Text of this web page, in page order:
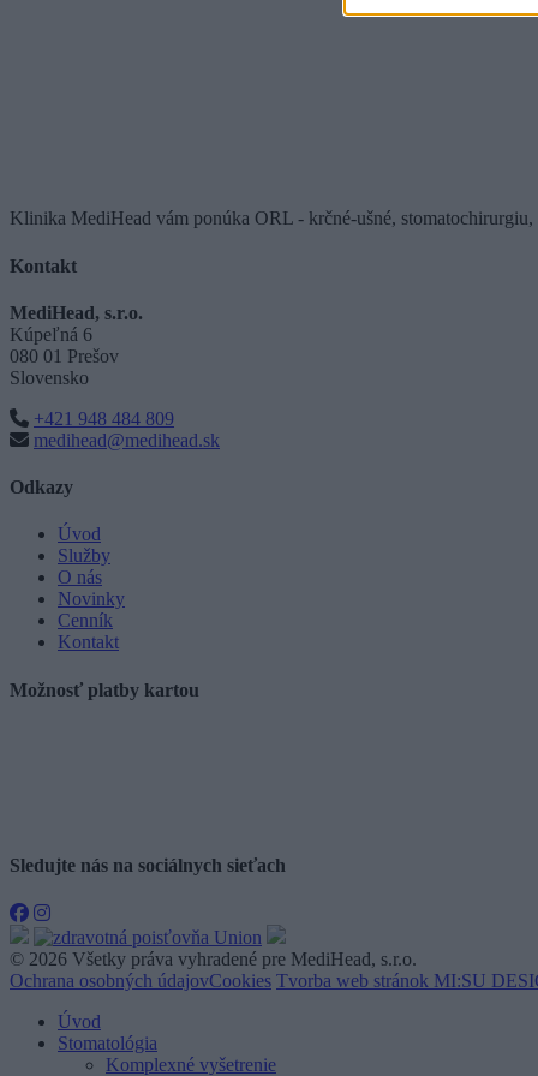
Klinika MediHead vám ponúka ORL - krčné-ušné, stomatochirurgiu,
Kontakt
MediHead, s.r.o.
Kúpeľná 6
080 01 Prešov
Slovensko
+421 948 484 809
medihead@medihead.sk
Odkazy
Úvod
Služby
O nás
Novinky
Cenník
Kontakt
Možnosť platby kartou
Sledujte nás na sociálnych sieťach
© 2026 Všetky práva vyhradené pre MediHead, s.r.o.
Ochrana osobných údajovCookies Tvorba web stránok MI:SU
Úvod
Stomatológia
Komplexné vyšetrenie